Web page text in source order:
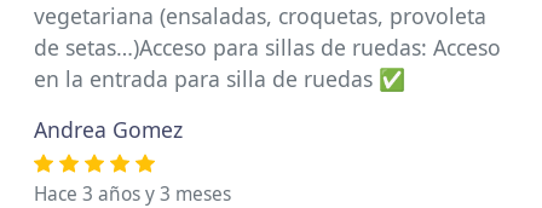
vegetariana (ensaladas, croquetas, provoleta
de setas…)Acceso para sillas de ruedas: Acceso
en la entrada para silla de ruedas ✅
Andrea Gomez
Hace 3 años y 3 meses